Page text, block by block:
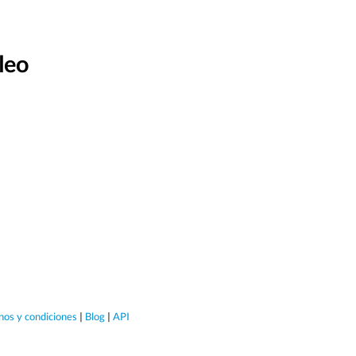
y condiciones | Blog | API